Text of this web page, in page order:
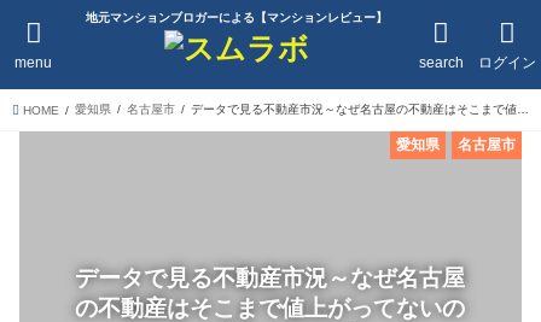
地元マンションブロガーによる【マンションレビュー】
ログイン
search
menu
HOME 愛知県 名古屋市
データで見る不動産市況～なぜ名古屋
の不動産はそこまで値上がってないの
名古屋市
愛知県